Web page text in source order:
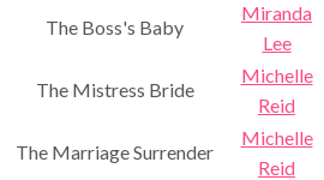
The Boss's Baby
Miranda
Lee
The Mistress Bride
Michelle
Reid
The Marriage Surrender
Michelle
Reid